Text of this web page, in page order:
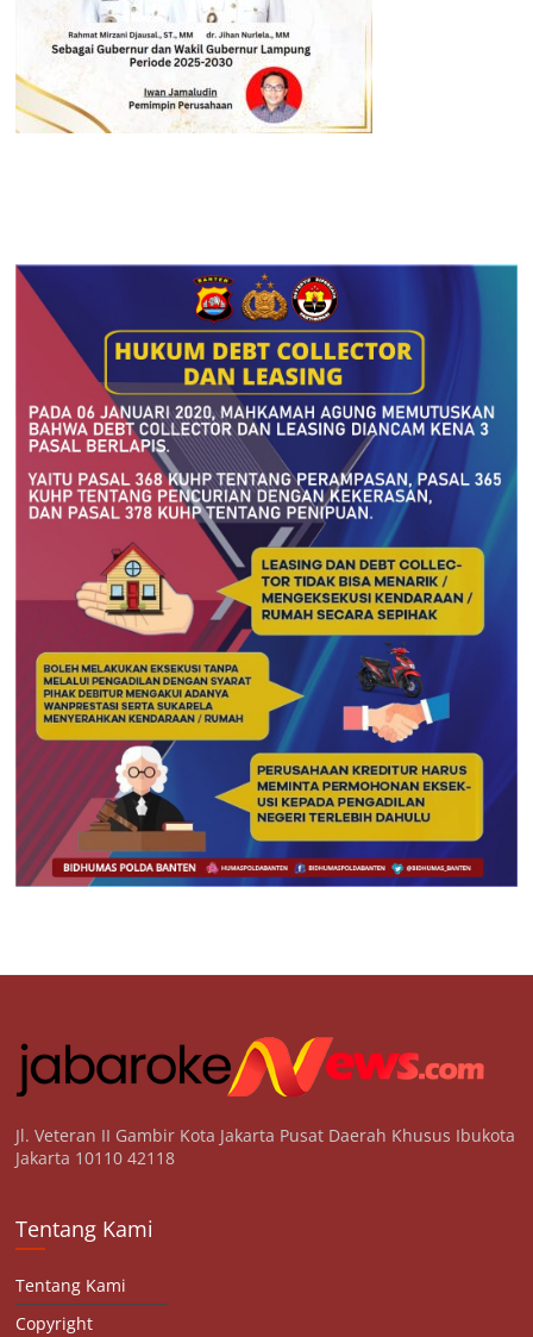
Jl. Veteran II Gambir Kota Jakarta Pusat Daerah Khusus Ibukota
Jakarta 10110 42118
Tentang Kami
Tentang Kami
Copyright